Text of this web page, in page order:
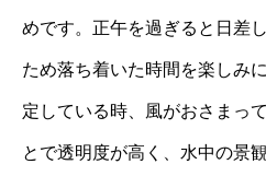
めです。正午を過ぎると日差
ため落ち着いた時間を楽しみ
定している時、風がおさまっ
とで透明度が高く、水中の景